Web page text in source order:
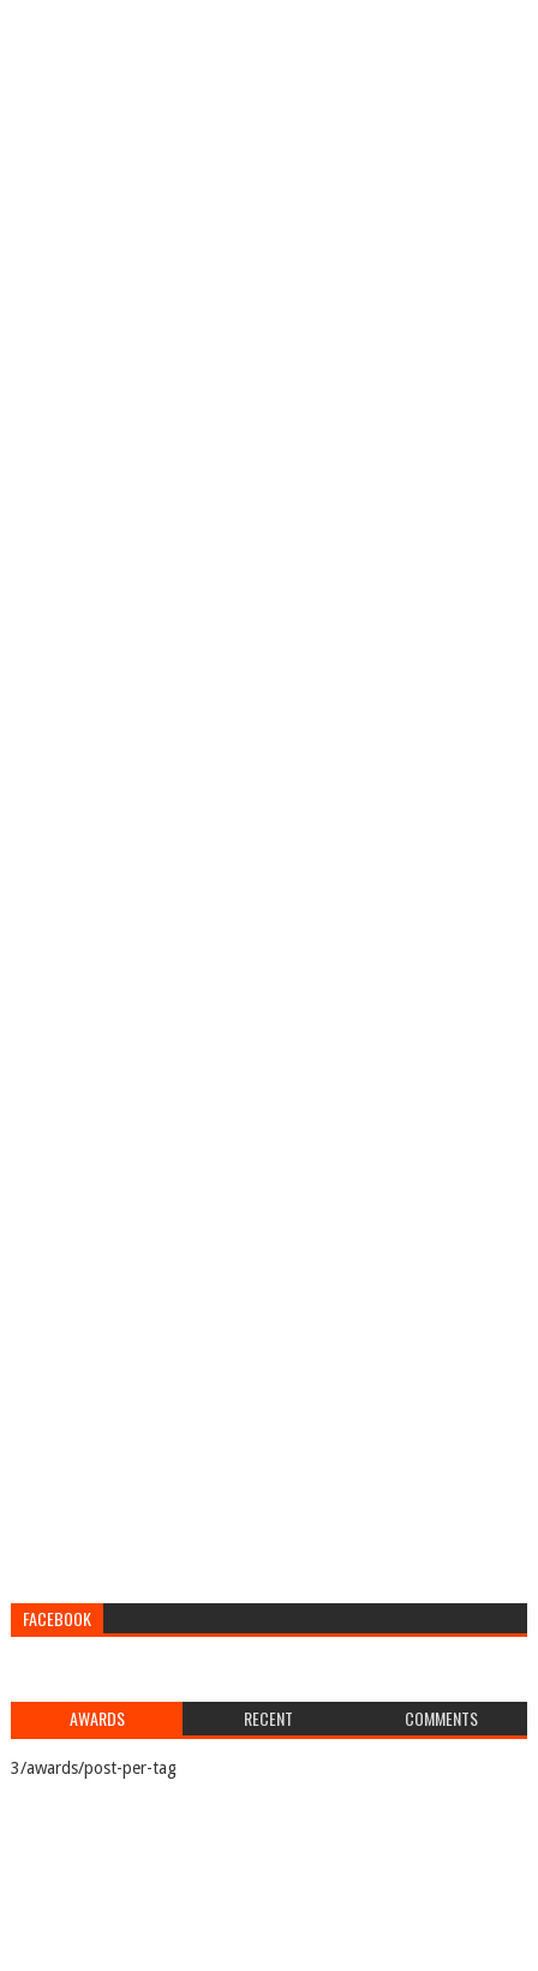
FACEBOOK
AWARDS RECENT COMMENTS
3/awards/post-per-tag